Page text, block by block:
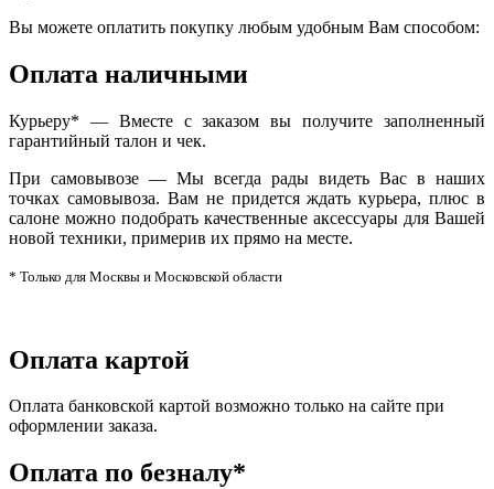
Вы можете оплатить покупку любым удобным Вам способом:
Оплата наличными
Курьеру* — Вместе с заказом вы получите заполненный
гарантийный талон и чек.
При самовывозе — Мы всегда рады видеть Вас в наших
точках самовывоза. Вам не придется ждать курьера, плюс в
салоне можно подобрать качественные аксессуары для Вашей
новой техники, примерив их прямо на месте.
* Только для Москвы и Московской области
Оплата картой
Оплата банковской картой возможно только на сайте при
оформлении заказа.
Оплата по безналу*